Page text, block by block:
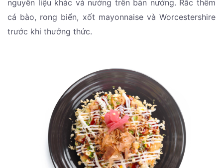
nguyên liệu khác và nướng trên bàn nướng. Rắc thêm
cá bào, rong biển, xốt mayonnaise và Worcestershire
trước khi thưởng thức.